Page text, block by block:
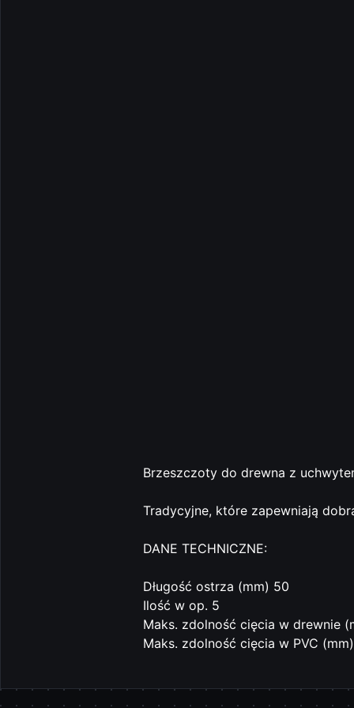
Brzeszczoty do drewna z
Tradycyjne, które zapewniają
DANE TECHNICZNE:
Długość ostrza (mm) 50
Ilość w op. 5
Maks. zdolność cięcia w drewnie
Maks. zdolność cięcia w PVC